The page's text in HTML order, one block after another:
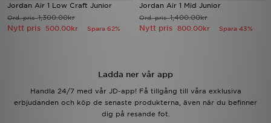
Jordan Air 1 Low Craft Junior
Ord. pris1,300.00kr
Nytt pris 500.00kr Spara 62%
Jordan Air 1 Mid Junior
Ord. pris1,400.00kr
Nytt pris 800.00kr Spara 43%
Ladda ner vår app
Handla 24/7 med vår JD-app! Få tillgång till våra exklusiva
erbjudanden och köp de senaste produkterna, även när du befinner
dig på resande fot.